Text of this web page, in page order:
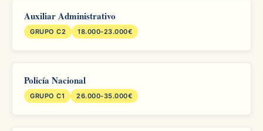
Auxiliar Administrativo
GRUPO C2 18.000-23.000€
Policía Nacional
GRUPO C1 26.000-35.000€